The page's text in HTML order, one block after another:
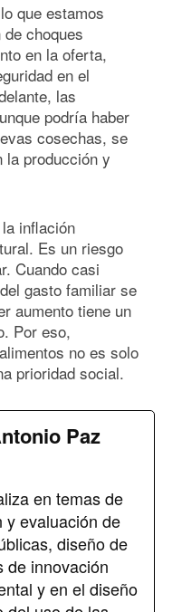
que estamos
choques
en la oferta,
en el
las
podría haber
cosechas, se
la producción y
inflación
Es un riesgo
Cuando casi
gasto familiar se
aumento tiene un
Por eso,
no es solo
prioridad social.
Paz
en temas de
y evaluación de
diseño de
de innovación
y en el diseño